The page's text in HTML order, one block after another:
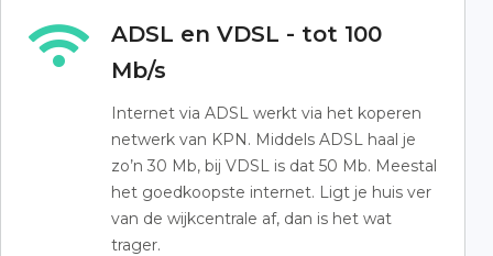
ADSL en VDSL - tot 100
Mb/s
Internet via ADSL werkt via het koperen
netwerk van KPN. Middels ADSL haal je
zo’n 30 Mb, bij VDSL is dat 50 Mb. Meestal
het goedkoopste internet. Ligt je huis ver
van de wijkcentrale af, dan is het wat
trager.